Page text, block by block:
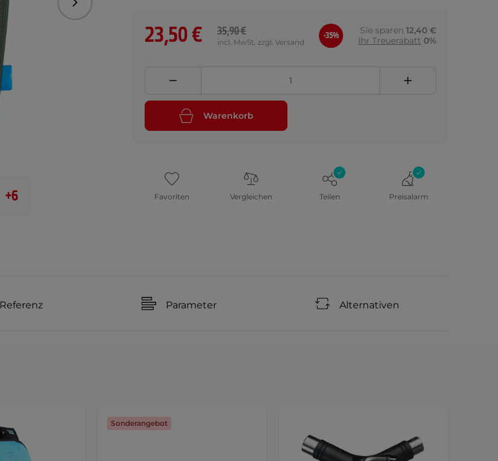
Folgend
+6
23,50 € 35,90 €
incl. MwSt. zzgl. Versand
-35% Sie sparen 12,40 €
Ihr Treuerabatt 0%
Warenkorb
Favoriten Vergleichen Teilen Preisalarm
Referenz Parameter Alternativen
Sonderangebot